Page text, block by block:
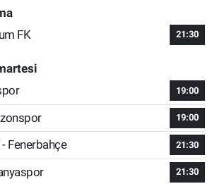
FK
21:30
19:00
19:00
Fenerbahçe 21:30
21:30